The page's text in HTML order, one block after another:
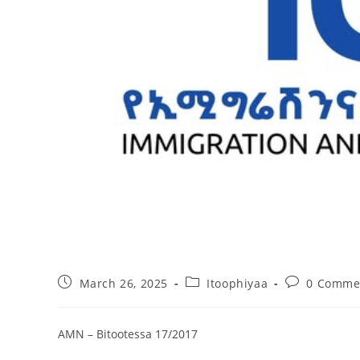
March 26, 2025 Itoophiyaa 0
AMN – Bitootessa 17/2017